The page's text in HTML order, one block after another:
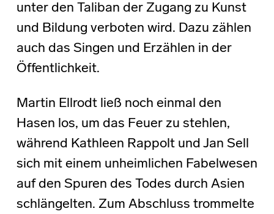
unter den Taliban der Zugang zu Kunst
und Bildung verboten wird. Dazu zählen
auch das Singen und Erzählen in der
Öffentlichkeit.
Martin Ellrodt ließ noch einmal den
Hasen los, um das Feuer zu stehlen,
während Kathleen Rappolt und Jan Sell
sich mit einem unheimlichen Fabelwesen
auf den Spuren des Todes durch Asien
schlängelten. Zum Abschluss trommelte